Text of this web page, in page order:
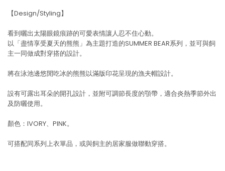
【Design/Styling】
看到曬出太陽眼鏡痕跡的可愛表情讓人忍不住心動。
以「盡情享受夏天的熊熊」為主題打造的SUMMER BEAR系列，並可與飼
主一同做成對穿搭的設計。
將在泳池邊悠閒吃冰的熊熊以滿版印花呈現的漁夫帽設計。
設有可露出耳朵的開孔設計，並附可調節長度的顎帶，適合炎熱季節外出
及防曬使用。
顏色：IVORY、PINK。
可搭配同系列上衣單品，或與飼主的居家服做聯動穿搭。